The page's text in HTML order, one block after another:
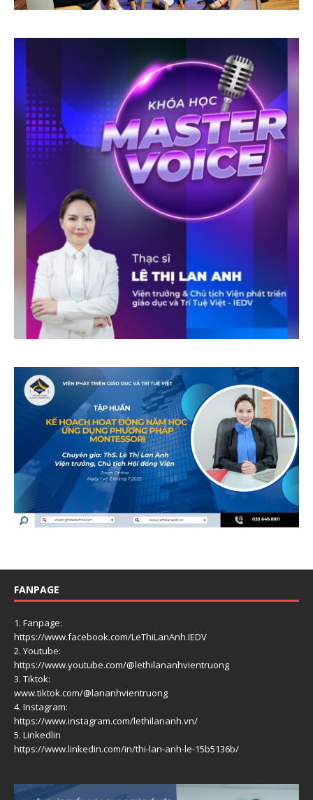
FANPAGE
1. Fanpage:
https://www.facebook.com/LeThiLanAnh.IEDV
2. Youtube:
https://www.youtube.com/@lethilananhvientruong
3. Tiktok:
www.tiktok.com/@lananhvientruong
4. Instagram:
https://www.instagram.com/lethilananh.vn/
5. Linkedlin
https://www.linkedin.com/in/thi-lan-anh-le-15b5136b/